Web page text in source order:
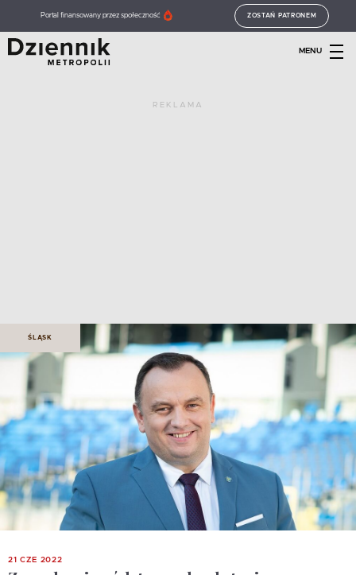
Portal finansowany przez społeczność ZOSTAŃ PATRONEM
MENU
REKLAMA
ŚLĄSK
21 CZE 2022